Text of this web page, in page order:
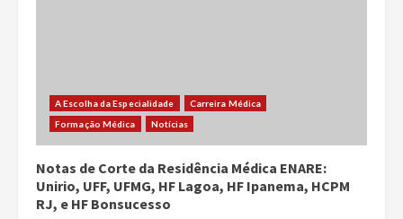
A Escolha da Especialidade
Carreira Médica
Formação Médica
Notícias
Notas de Corte da Residência Médica ENARE:
Unirio, UFF, UFMG, HF Lagoa, HF Ipanema, HCPM
RJ, e HF Bonsucesso